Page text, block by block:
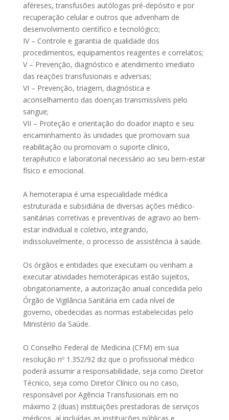
aféreses, transfusões autólogas pré-depósito e por
recuperação celular e outros que advenham de
desenvolvimento científico e tecnológico;
IV – Controle e garantia de qualidade dos
procedimentos, equipamentos reagentes e correlatos;
V – Prevenção, diagnóstico e atendimento imediato
das reações transfusionais e adversas;
VI – Prevenção, triagem, diagnóstica e
aconselhamento das doenças transmissíveis pelo
sangue;
VII – Proteção e orientação do doador inapto e seu
encaminhamento às unidades que promovam sua
reabilitação ou promovam o suporte clínico,
terapêutico e laboratorial necessário ao seu bem-estar
físico e emocional.
A hemoterapia é uma especialidade médica
estruturada e subsidiária de diversas ações médico-
sanitárias corretivas e preventivas de agravo ao bem-
estar individual e coletivo, integrando,
indissoluvelmente, o processo de assistência à saúde.
Os órgãos e entidades que executam ou venham a
executar atividades hemoterápicas estão sujeitos,
obrigatoriamente, a autorização anual concedida pelo
Órgão de Vigilância Sanitária em cada nível de
governo, obedecidas as normas estabelecidas pelo
Ministério da Saúde.
O Conselho Federal de Medicina (CFM) em sua
resolução nº 1.352/92 diz que o profissional médico
poderá assumir a responsabilidade, seja como Diretor
Técnico, seja como Diretor Clínico ou no caso,
responsável por Agência Transfusionais em no
máximo 2 (duas) instituições prestadoras de serviços